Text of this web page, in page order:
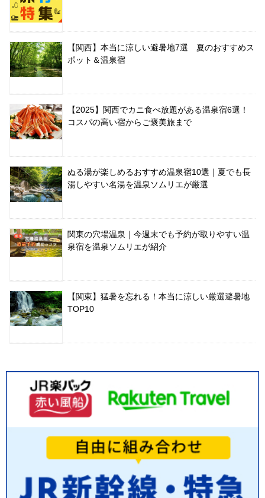
【関西】本当に涼しい避暑地7選 夏のおすすめス
ポット＆温泉宿
【2025】関西でカニ食べ放題がある温泉宿6選！
コスパの高い宿からご褒美旅まで
ぬる湯が楽しめるおすすめ温泉宿10選｜夏でも長
湯しやすい名湯を温泉ソムリエが厳選
関東の穴場温泉｜今週末でも予約が取りやすい温
泉宿を温泉ソムリエが紹介
【関東】猛暑を忘れる！本当に涼しい厳選避暑地
TOP10